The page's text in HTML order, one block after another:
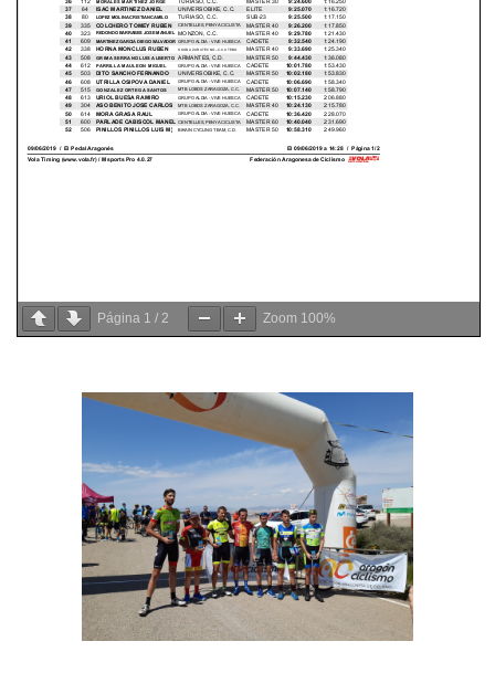
Página 1 / 2 Zoom 100%